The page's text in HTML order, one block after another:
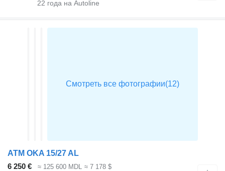
22 года на Autoline
ATM OKA 15/27 AL
6 250 €
≈ 125 600 MDL ≈ 7 178 $